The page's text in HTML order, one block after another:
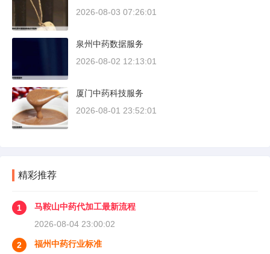
2026-08-03 07:26:01
泉州中药数据服务
2026-08-02 12:13:01
厦门中药科技服务
2026-08-01 23:52:01
精彩推荐
1
马鞍山中药代加工最新流程
2026-08-04 23:00:02
2
福州中药行业标准